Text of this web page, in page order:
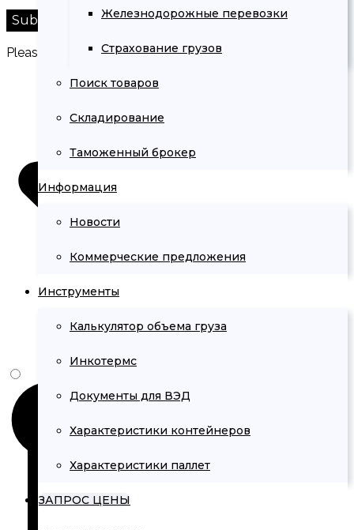
Железнодорожные перевозки
Страхование грузов
Поиск товаров
Складирование
Таможенный брокер
Информация
Новости
Коммерческие предложения
Инструменты
Калькулятор объема груза
Инкотермс
Документы для ВЭД
Характеристики контейнеров
Характеристики паллет
ЗАПРОС ЦЕНЫ
Please prove you are human by selecting the